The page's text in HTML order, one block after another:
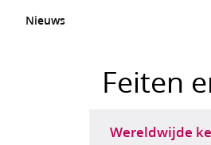
Nieuws
Feiten
Wereldwijde